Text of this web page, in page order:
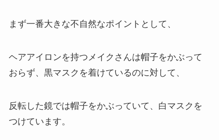
まず一番大きな不自然なポイントとして、
ヘアアイロンを持つメイクさんは帽子をかぶって
おらず、黒マスクを着けているのに対して、
反転した鏡では帽子をかぶっていて、白マスクを
つけています。